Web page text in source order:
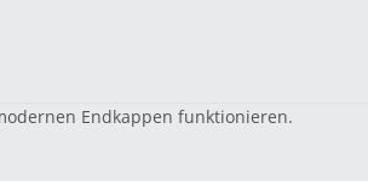
Endkappen funktionieren.